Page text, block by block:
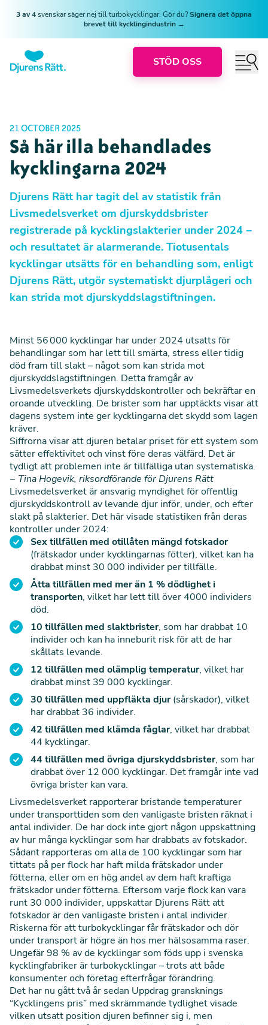
3 av 4svenskar säger nej till turbokycklingar. Gör du?Signera det öppna
brevet till kycklingindustrin →
STÖD OSS
21 OCTOBER 2025
Så här illa behandlades
kycklingarna 2024
Djurens Rätt har tagit del av statistik från
Livsmedelsverket om djurskyddsbrister
registrerade på kycklingslakterier under 2024 −
och resultatet är alarmerande. Tiotusentals
kycklingar utsätts för en behandling som, enligt
Djurens Rätt, utgör systematiskt djurplågeri och
kan strida mot djurskyddslagstiftningen.
Minst 56 000 kycklingar har under 2024 utsatts för
behandlingar som har lett till smärta, stress eller tidig
död fram till slakt – något som kan strida mot
djurskyddslagstiftningen. Detta framgår av
Livsmedelsverkets djurskyddskontroller och bekräftar en
oroande utveckling. De brister som har upptäckts visar att
dagens system inte ger kycklingarna det skydd som lagen
kräver.
Siffrorna visar att djuren betalar priset för ett system som
sätter effektivitet och vinst före deras välfärd. Det är
tydligt att problemen inte är tillfälliga utan systematiska.
− Tina Hogevik, riksordförande för Djurens Rätt
Livsmedelsverket är ansvarig myndighet för offentlig
djurskyddskontroll av levande djur inför, under, och efter
slakt på slakterier. Det här visade statistiken från deras
kontroller under 2024:
Sex tillfällen med otillåten mängd fotskador
(frätskador under kycklingarnas fötter), vilket kan ha
drabbat minst 30 000 individer per tillfälle.
Åtta tillfällen med mer än 1 % dödlighet i
transporten, vilket har lett till över 4000 individers
död.
10 tillfällen med slaktbrister, som har drabbat 10
individer och kan ha inneburit risk för att de har
skållats levande.
12 tillfällen med olämplig temperatur, vilket har
drabbat minst 39 000 kycklingar.
30 tillfällen med uppfläkta djur(sårskador), vilket
har drabbat 36 individer.
42 tillfällen med klämda fåglar, vilket har drabbat
44 kycklingar.
44 tillfällen med övriga djurskyddsbrister, som har
drabbat över 12 000 kycklingar. Det framgår inte vad
övriga brister kan vara.
Livsmedelsverket rapporterar bristande temperaturer
under transporttiden som den vanligaste bristen räknat i
antal individer. De har dock inte gjort någon uppskattning
av hur många kycklingar som har drabbats av fotskador.
Sådant rapporteras om alla de 100 kycklingar som har
tittats på per flock har haft milda frätskador under
fötterna, eller om en hög andel av dem haft kraftiga
frätskador under fötterna. Eftersom varje flock kan vara
runt 30 000 individer, uppskattar Djurens Rätt att
fotskador är den vanligaste bristen i antal individer.
Riskerna för att turbokycklingar får frätskador och dör
under transport är högre än hos mer hälsosamma raser.
Ungefär 98 % av de kycklingar som föds upp i svenska
kycklingfabriker är turbokycklingar – trots att både
konsumenter och företag efterfrågar förändring.
Det har nu gått två år sedan Uppdrag gransknings
“Kycklingens pris” med skrämmande tydlighet visade
vilken utsatt position djuren befinner sig i, men